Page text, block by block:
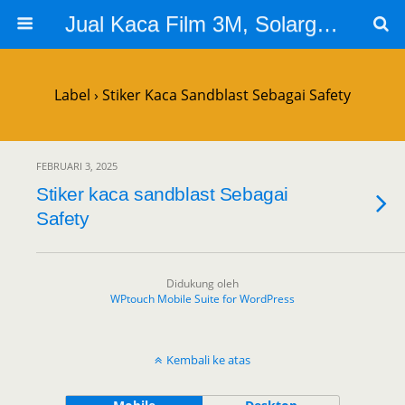
Jual Kaca Film 3M, Solargard, Cutting Sticker Sandblast
Label › Stiker Kaca Sandblast Sebagai Safety
FEBRUARI 3, 2025
Stiker kaca sandblast Sebagai
Safety
Didukung oleh
WPtouch Mobile Suite for WordPress
Kembali ke atas